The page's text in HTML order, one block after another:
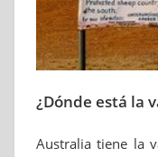
¿Dónde está la
Australia tiene la